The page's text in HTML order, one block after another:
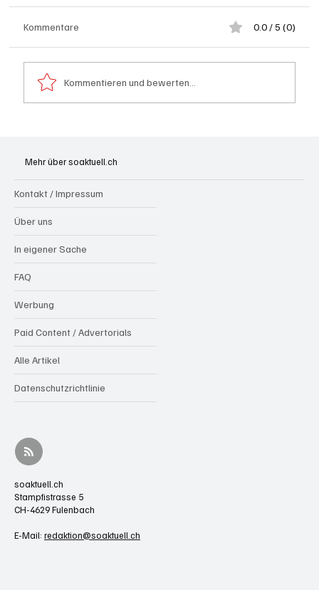
Kommentare 0.0 / 5 (0)
Kommentieren und bewerten...
Mehr über soaktuell.ch
Kontakt / Impressum
Über uns
In eigener Sache
FAQ
Werbung
Paid Content / Advertorials
Alle Artikel
Datenschutzrichtlinie
soaktuell.ch
Stampfistrasse 5
CH-4629 Fulenbach
E-Mail: redaktion@soaktuell.ch